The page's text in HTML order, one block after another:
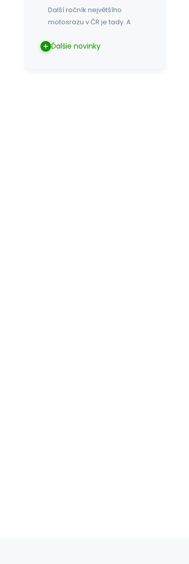
Další ročník největšího
motosrazu v ČR je tady. A
Ďalšie novinky